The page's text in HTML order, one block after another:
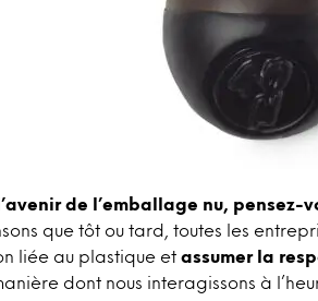
de l’emballage nu, pensez-
que tôt ou tard, toutes les
liée au plastique et assumer la
dont nous interagissons à